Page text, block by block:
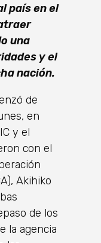
país en el
una
y el
nación.
de
en
y el
con el
Akihiko
de los
la agencia